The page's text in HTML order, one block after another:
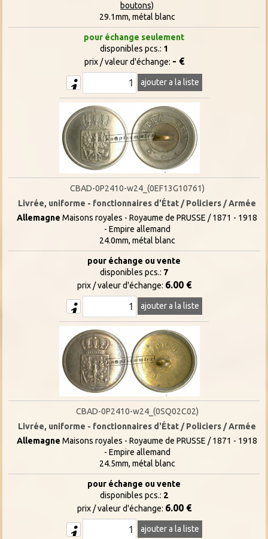
boutons)
29.1mm, métal blanc
pour échange seulement
disponibles pcs.: 1
prix / valeur d'échange: - €
ajouter a la liste
CBAD-0P2410-w24_(0EF13G10761)
Livrée, uniforme - fonctionnaires d'État / Policiers / Armée
Allemagne Maisons royales - Royaume de PRUSSE / 1871 - 1918
- Empire allemand
24.0mm, métal blanc
pour échange ou vente
disponibles pcs.: 7
prix / valeur d'échange: 6.00 €
ajouter a la liste
CBAD-0P2410-w24_(0SQ02C02)
Livrée, uniforme - fonctionnaires d'État / Policiers / Armée
Allemagne Maisons royales - Royaume de PRUSSE / 1871 - 1918
- Empire allemand
24.5mm, métal blanc
pour échange ou vente
disponibles pcs.: 2
prix / valeur d'échange: 6.00 €
ajouter a la liste